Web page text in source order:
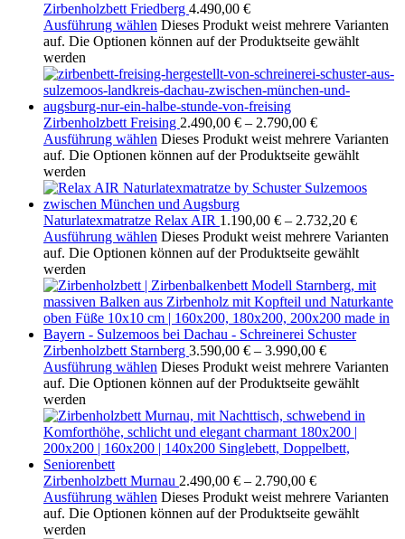
Zirbenholzbett Friedberg 4.490,00 €
Ausführung wählen Dieses Produkt weist mehrere Varianten
auf. Die Optionen können auf der Produktseite gewählt
werden
Zirbenholzbett Freising 2.490,00 € – 2.790,00 €
Ausführung wählen Dieses Produkt weist mehrere Varianten
auf. Die Optionen können auf der Produktseite gewählt
werden
Naturlatexmatratze Relax AIR 1.190,00 € – 2.732,20 €
Ausführung wählen Dieses Produkt weist mehrere Varianten
auf. Die Optionen können auf der Produktseite gewählt
werden
Zirbenholzbett Starnberg 3.590,00 € – 3.990,00 €
Ausführung wählen Dieses Produkt weist mehrere Varianten
auf. Die Optionen können auf der Produktseite gewählt
werden
Zirbenholzbett Murnau 2.490,00 € – 2.790,00 €
Ausführung wählen Dieses Produkt weist mehrere Varianten
auf. Die Optionen können auf der Produktseite gewählt
werden